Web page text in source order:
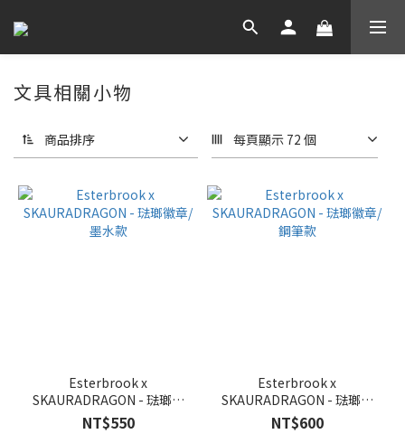
文具相關小物
商品排序 每頁顯示 72 個
Esterbrook x
SKAURADRAGON - 琺瑯徽
章/墨水款
NT$550
Esterbrook x
SKAURADRAGON - 琺瑯徽
章/鋼筆款
NT$600